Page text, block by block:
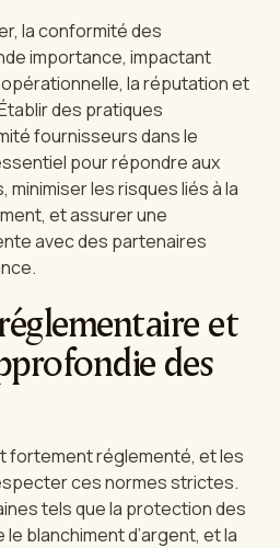
la conformité des
importance, impactant
la réputation et
des pratiques
fournisseurs dans le
pour répondre aux
les risques liés à la
et assurer une
avec des partenaires
et
des
fortement réglementé, et les
ces normes strictes.
tels que la protection des
blanchiment d’argent, et la